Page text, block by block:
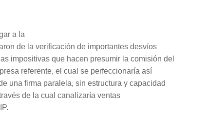
a la
de la verificación de importantes desvíos
impositivas que hacen presumir la comisión del
referente, el cual se perfeccionaría así
una firma paralela, sin estructura y capacidad
de la cual canalizaría ventas